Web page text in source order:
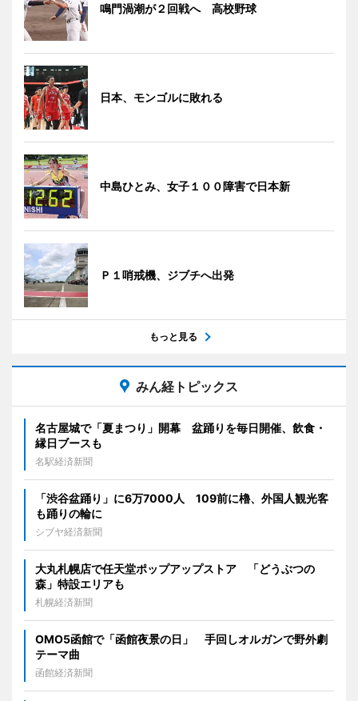
鳴門渦潮が２回戦へ 高校野球
日本、モンゴルに敗れる
中島ひとみ、女子１００障害で日本新
Ｐ１哨戒機、ジブチへ出発
もっと見る
みん経トピックス
名古屋城で「夏まつり」開幕 盆踊りを毎日開催、飲食・
縁日ブースも
名駅経済新聞
「渋谷盆踊り」に6万7000人 109前に櫓、外国人観光客
も踊りの輪に
シブヤ経済新聞
大丸札幌店で任天堂ポップアップストア 「どうぶつの
森」特設エリアも
札幌経済新聞
OMO5函館で「函館夜景の日」 手回しオルガンで野外劇
テーマ曲
函館経済新聞